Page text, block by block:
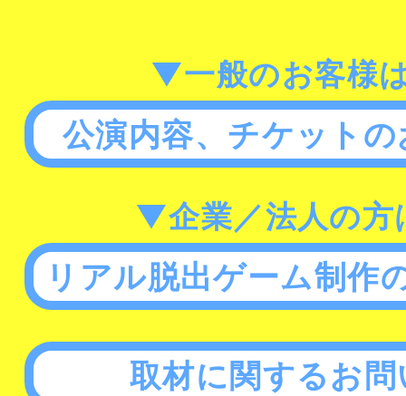
▼一般のお客様
公演内容、チケット
▼企業／法人の方
リアル脱出ゲーム制作
取材に関するお